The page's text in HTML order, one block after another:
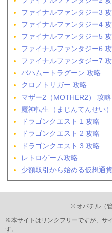
ファイナルファンタジー3
ファイナルファンタジー4
ファイナルファンタジー5
ファイナルファンタジー6
ファイナルファンタジー7
バハムートラグーン 攻略
クロノトリガー 攻略
マザー2（MOTHER2） 攻略
魔神転生（まじんてんせい
ドラゴンクエスト 1 攻略
ドラゴンクエスト 2 攻略
ドラゴンクエスト 3 攻略
レトロゲーム攻略
少額取引から始める仮想通
© オパチル（
※本サイトはリンクフリーですが、サ
す。